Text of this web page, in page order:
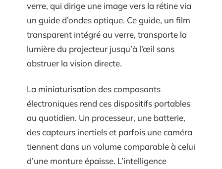
verre, qui dirige une image vers la rétine via
un guide d’ondes optique. Ce guide, un film
transparent intégré au verre, transporte la
lumière du projecteur jusqu’à l’œil sans
obstruer la vision directe.
La miniaturisation des composants
électroniques rend ces dispositifs portables
au quotidien. Un processeur, une batterie,
des capteurs inertiels et parfois une caméra
tiennent dans un volume comparable à celui
d’une monture épaisse. L’intelligence